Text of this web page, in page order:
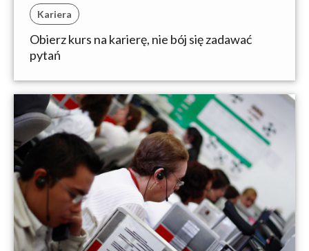
Kariera
Obierz kurs na karierę, nie bój się zadawać
pytań